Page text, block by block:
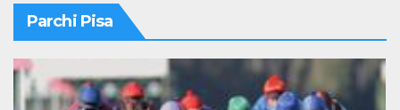
Parchi Pisa